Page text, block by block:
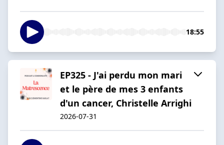
18:55
EP325 - J'ai perdu mon mari
et le père de mes 3 enfants
d'un cancer, Christelle Arrighi
2026-07-31